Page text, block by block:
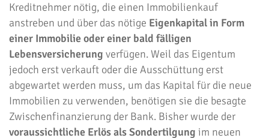
Kreditnehmer nötig, die einen Immobilienkauf
anstreben und über das nötige Eigenkapital in Form
einer Immobilie oder einer bald fälligen
Lebensversicherung verfügen. Weil das Eigentum
jedoch erst verkauft oder die Ausschüttung erst
abgewartet werden muss, um das Kapital für die neue
Immobilien zu verwenden, benötigen sie die besagte
Zwischenfinanzierung der Bank. Bisher wurde der
voraussichtliche Erlös als Sondertilgung im neuen